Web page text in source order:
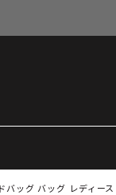
バッグ バッグ レディース